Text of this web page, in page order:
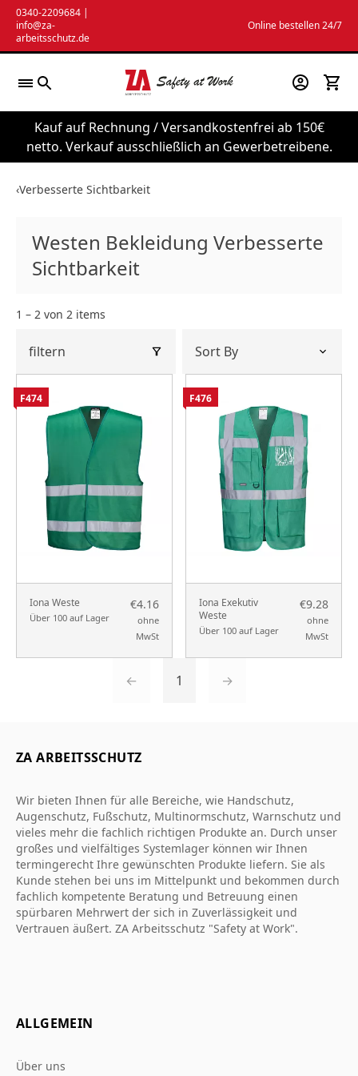
Zum
Inhalt
springen
0340-2209684 |
info@za-
arbeitsschutz.de
Online bestellen 24/7
Kauf auf Rechnung / Versandkostenfrei ab 150€
netto. Verkauf ausschließlich an Gewerbetreibene.
‹Verbesserte Sichtbarkeit
Westen Bekleidung Verbesserte
Sichtbarkeit
1 – 2 von 2 items
filtern
Iona Weste
Über 100 auf Lager
€4.16
ohne
MwSt
F474
Iona Exekutiv
Weste
Über 100 auf Lager
€9.28
ohne
MwSt
F476
← 1 →
ZA ARBEITSSCHUTZ
Wir bieten Ihnen für alle Bereiche, wie Handschutz,
Augenschutz, Fußschutz, Multinormschutz, Warnschutz und
vieles mehr die fachlich richtigen Produkte an. Durch unser
großes und vielfältiges Systemlager können wir Ihnen
termingerecht Ihre gewünschten Produkte liefern. Sie als
Kunde stehen bei uns im Mittelpunkt und bekommen durch
fachlich kompetente Beratung und Betreuung einen
spürbaren Mehrwert der sich in Zuverlässigkeit und
Vertrauen äußert. ZA Arbeitsschutz "Safety at Work".
ALLGEMEIN
Über uns